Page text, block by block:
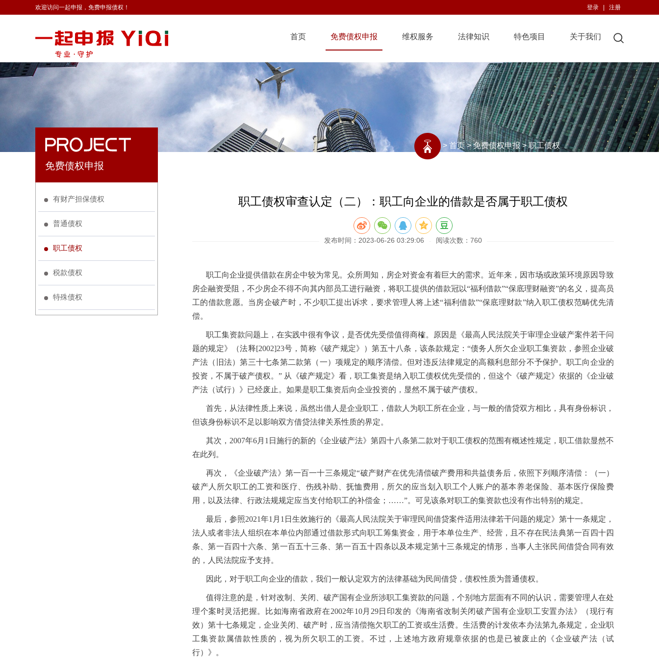
欢迎访问一起申报，免费申报债权！ 登录 注册
首页 免费债权申报 维权服务 法律知识 特色项目 关于我们
>首页>免费债权申报>职工债权
免费债权申报
有财产担保债权
普通债权
职工债权
税款债权
特殊债权
职工债权审查认定（二）：职工向企业的借款是否属于职工债权
发布时间：2023-06-26 03:29:06 阅读次数：760
职工向企业提供借款在房企中较为常见。众所周知，房企对资金有着巨大的需求。近年来，因市场或政策环境原因导致
房企融资受阻，不少房企不得不向其内部员工进行融资，将职工提供的借款冠以“福利借款”“保底理财融资”的名义，提高员
工的借款意愿。当房企破产时，不少职工提出诉求，要求管理人将上述“福利借款”“保底理财款”纳入职工债权范畴优先清
偿。
职工集资款问题上，在实践中很有争议，是否优先受偿值得商榷。原因是《最高人民法院关于审理企业破产案件若干问
题的规定》（法释[2002]23号，简称《破产规定》）第五十八条，该条款规定：“债务人所欠企业职工集资款，参照企业破
产法（旧法）第三十七条第二款第（一）项规定的顺序清偿。但对违反法律规定的高额利息部分不予保护。职工向企业的
投资，不属于破产债权。” 从《破产规定》看，职工集资是纳入职工债权优先受偿的，但这个《破产规定》依据的《企业破
产法（试行）》已经废止。如果是职工集资后向企业投资的，显然不属于破产债权。
首先，从法律性质上来说，虽然出借人是企业职工，借款人为职工所在企业，与一般的借贷双方相比，具有身份标识，
但该身份标识不足以影响双方借贷法律关系性质的界定。
其次，2007年6月1日施行的新的《企业破产法》第四十八条第二款对于职工债权的范围有概述性规定，职工借款显然不
在此列。
再次，《企业破产法》第一百一十三条规定“破产财产在优先清偿破产费用和共益债务后，依照下列顺序清偿：（一）
破产人所欠职工的工资和医疗、伤残补助、抚恤费用，所欠的应当划入职工个人账户的基本养老保险、基本医疗保险费
用，以及法律、行政法规规定应当支付给职工的补偿金；……”。可见该条对职工的集资款也没有作出特别的规定。
最后，参照2021年1月1日生效施行的《最高人民法院关于审理民间借贷案件适用法律若干问题的规定》第十一条规定，
法人或者非法人组织在本单位内部通过借款形式向职工筹集资金，用于本单位生产、经营，且不存在民法典第一百四十四
条、第一百四十六条、第一百五十三条、第一百五十四条以及本规定第十三条规定的情形，当事人主张民间借贷合同有效
的，人民法院应予支持。
因此，对于职工向企业的借款，我们一般认定双方的法律基础为民间借贷，债权性质为普通债权。
值得注意的是，针对改制、关闭、破产国有企业所涉职工集资款的问题，个别地方层面有不同的认识，需要管理人在处
理个案时灵活把握。比如海南省政府在2002年10月29日印发的《海南省改制关闭破产国有企业职工安置办法》（现行有
效）第十七条规定，企业关闭、破产时，应当清偿拖欠职工的工资或生活费。生活费的计发依本办法第九条规定，企业职
工集资款属借款性质的，视为所欠职工的工资。不过，上述地方政府规章依据的也是已被废止的《企业破产法（试
行）》。